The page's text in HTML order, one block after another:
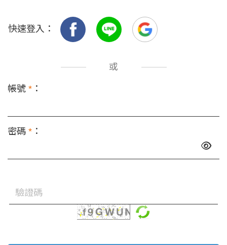
快速登入：
或
帳號 * ：
密碼 * ：